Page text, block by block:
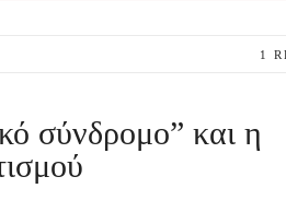
1
σύνδρομο” και η